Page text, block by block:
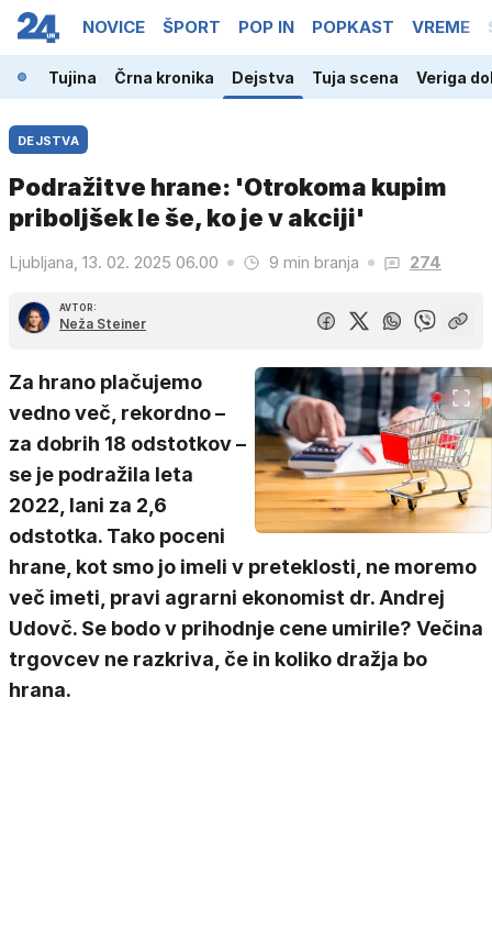
NOVICE ŠPORT POP IN POPKAST VREME
Tujina Črna kronika Dejstva Tuja scena Veriga
DEJSTVA
Podražitve hrane: 'Otrokoma kupim
priboljšek le še, ko je v akciji'
Ljubljana, 13. 02. 2025 06.00 9 min branja 274
AVTOR:
Neža Steiner
Za hrano plačujemo
vedno več, rekordno –
za dobrih 18 odstotkov –
se je podražila leta
2022, lani za 2,6
odstotka. Tako poceni
hrane, kot smo jo imeli v preteklosti, ne moremo
več imeti, pravi agrarni ekonomist dr. Andrej
Udovč. Se bodo v prihodnje cene umirile? Večina
trgovcev ne razkriva, če in koliko dražja bo
hrana.